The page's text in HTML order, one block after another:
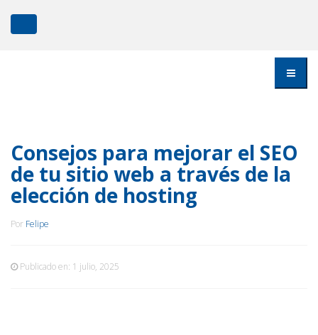
Consejos para mejorar el SEO
de tu sitio web a través de la
elección de hosting
Por Felipe
Publicado en: 1 julio, 2025